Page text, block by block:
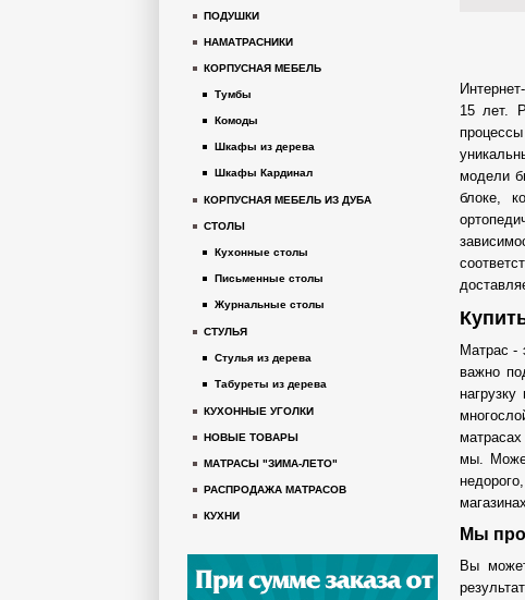
15 лет.
модели
блоке,
Матрас -
важно
мы.
Мы
Вы
ПОДУШКИ
НАМАТРАСНИКИ
КОРПУСНАЯ МЕБЕЛЬ
Тумбы
Комоды
Шкафы из дерева
Шкафы Кардинал
КОРПУСНАЯ МЕБЕЛЬ ИЗ ДУБА
СТОЛЫ
Кухонные столы
Письменные столы
Журнальные столы
СТУЛЬЯ
Стулья из дерева
Табуреты из дерева
КУХОННЫЕ УГОЛКИ
НОВЫЕ ТОВАРЫ
МАТРАСЫ "ЗИМА-ЛЕТО"
РАСПРОДАЖА МАТРАСОВ
КУХНИ